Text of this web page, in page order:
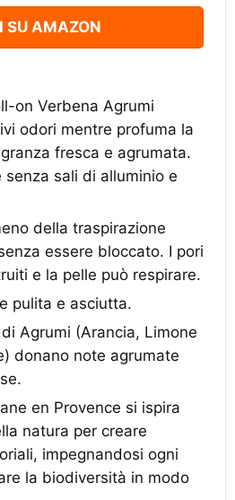
SU AMAZON
on Verbena Agrumi
odori mentre profuma la
fresca e agrumata.
senza sali di alluminio e
della traspirazione
essere bloccato. I pori
e la pelle può respirare.
pulita e asciutta.
Agrumi (Arancia, Limone
donano note agrumate
en Provence si ispira
natura per creare
impegnandosi ogni
la biodiversità in modo